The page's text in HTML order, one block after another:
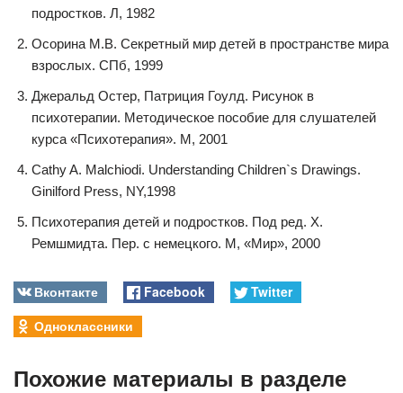
подростков. Л, 1982
Осорина М.В. Секретный мир детей в пространстве мира
взрослых. СПб, 1999
Джеральд Остер, Патриция Гоулд. Рисунок в
психотерапии. Методическое пособие для слушателей
курса «Психотерапия». М, 2001
Саthy A. Malchiodi. Understanding Children`s Drawings.
Ginilford Press, NY,1998
Психотерапия детей и подростков. Под ред. Х.
Ремшмидта. Пер. с немецкого. М, «Мир», 2000
Вконтакте Facebook
Twitter
Одноклассники
Похожие материалы в разделе